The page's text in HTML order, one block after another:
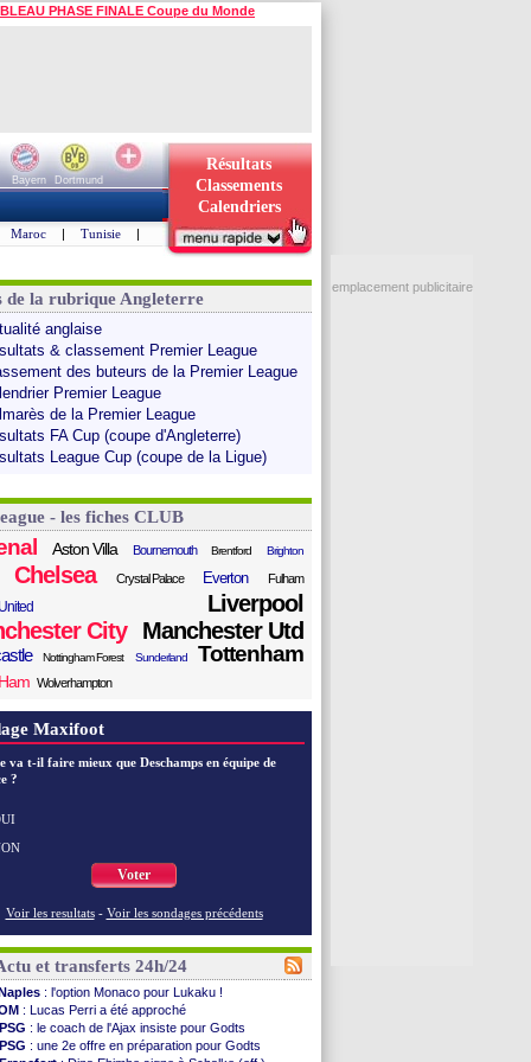
PHASE FINALE Coupe du Monde
Bayern
Dortmund
Résultats
Classements
Calendriers
Maroc | Tunisie |
de la rubrique Angleterre
anglaise
& classement Premier League
des buteurs de la Premier League
Premier League
de la Premier League
FA Cup (coupe d'Angleterre)
League Cup (coupe de la Ligue)
- les fiches CLUB
Aston Villa Bournemouth Brentford Brighton
Chelsea Crystal Palace Everton Fulham
Liverpool
City
Manchester Utd
Nottingham Forest Sunderland Tottenham
Wolverhampton
Maxifoot
va t-il faire mieux que Deschamps en équipe de
?
Voter
Voir les resultats - Voir les sondages précédents
et transferts 24h/24
: l'option Monaco pour Lukaku !
: Lucas Perri a été approché
PSG : le coach de l'Ajax insiste pour Godts
PSG : une 2e offre en préparation pour Godts
emplacement publicitaire